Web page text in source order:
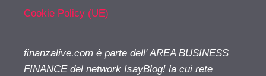
Cookie Policy (UE)
finanzalive.com è parte dell' AREA BUSINESS
FINANCE del network IsayBlog! la cui rete